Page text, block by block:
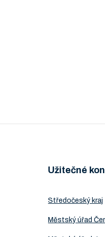
Užitečné
Středočeský kraj
Městský úřad